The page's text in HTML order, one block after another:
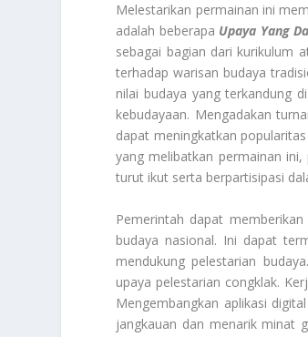
Melestarikan permainan ini
adalah beberapa Upaya Yang
sebagai bagian dari kurikulum
terhadap warisan budaya
nilai budaya yang terkandung
kebudayaan. Mengadakan
dapat meningkatkan
yang melibatkan permainan
turut ikut serta berpartisipasi
Pemerintah dapat
budaya nasional. Ini dapat
mendukung pelestarian
upaya pelestarian congklak.
Mengembangkan aplikasi
jangkauan dan menarik minat